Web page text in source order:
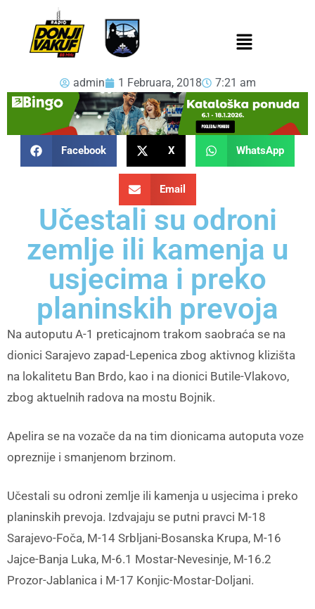
admin 1 Februara, 2018 7:21 am
Facebook X WhatsApp
Email
Učestali su odroni
zemlje ili kamenja u
usjecima i preko
planinskih prevoja
Na autoputu A-1 preticajnom trakom saobraća se na
dionici Sarajevo zapad-Lepenica zbog aktivnog klizišta
na lokalitetu Ban Brdo, kao i na dionici Butile-Vlakovo,
zbog aktuelnih radova na mostu Bojnik.
Apelira se na vozače da na tim dionicama autoputa voze
opreznije i smanjenom brzinom.
Učestali su odroni zemlje ili kamenja u usjecima i preko
planinskih prevoja. Izdvajaju se putni pravci M-18
Sarajevo-Foča, M-14 Srbljani-Bosanska Krupa, M-16
Jajce-Banja Luka, M-6.1 Mostar-Nevesinje, M-16.2
Prozor-Jablanica i M-17 Konjic-Mostar-Doljani.